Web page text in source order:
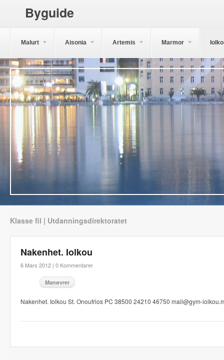
Byguide
Malurt Aisonia Artemis Marmor
Klasse fil | Utdanningsdirektoratet
Nakenhet. Iolkou
6 Mars 2012 | 0 Kommentarer
Manøvrer
Nakenhet. Iolkou St. Onoufrios PC 38500 24210 46750 mail@gym-